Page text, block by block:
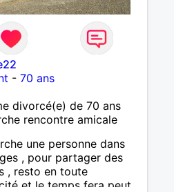
- 70 ans
divorcé(e) de 70 ans
rencontre amicale
une personne dans
, pour partager des
, resto en toute
et le temps fera peut